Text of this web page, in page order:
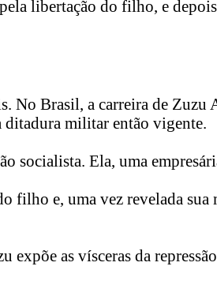
libertação do filho, e
No Brasil, a carreira de Zuzu
ditadura militar então vigente.
socialista. Ela, uma
e, uma vez revelada sua
expõe as vísceras da